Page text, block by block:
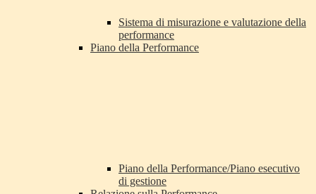
Sistema di misurazione e valutazione della
performance
Piano della Performance
Piano della Performance/Piano esecutivo
di gestione